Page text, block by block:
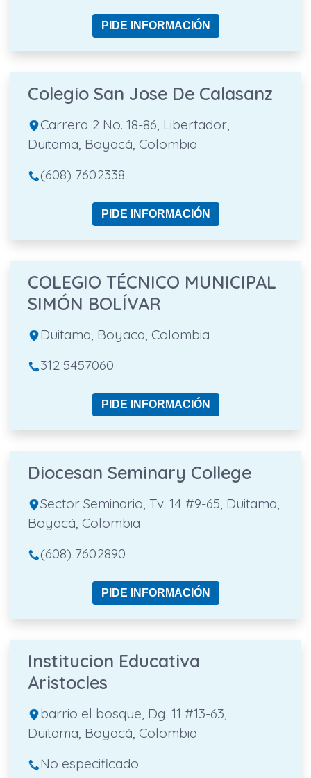
PIDE INFORMACIÓN
Colegio San Jose De Calasanz
Carrera 2 No. 18-86, Libertador,
Duitama, Boyacá, Colombia
(608) 7602338
PIDE INFORMACIÓN
COLEGIO TÉCNICO MUNICIPAL
SIMÓN BOLÍVAR
Duitama, Boyaca, Colombia
312 5457060
PIDE INFORMACIÓN
Diocesan Seminary College
Sector Seminario, Tv. 14 #9-65, Duitama,
Boyacá, Colombia
(608) 7602890
PIDE INFORMACIÓN
Institucion Educativa
Aristocles
barrio el bosque, Dg. 11 #13-63,
Duitama, Boyacá, Colombia
No especificado